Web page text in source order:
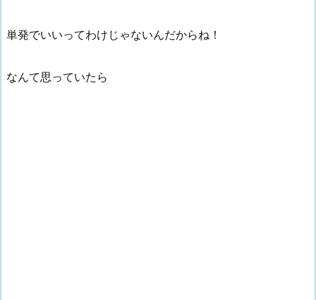
単発でいいってわけじゃないんだからね！
なんて思っていたら